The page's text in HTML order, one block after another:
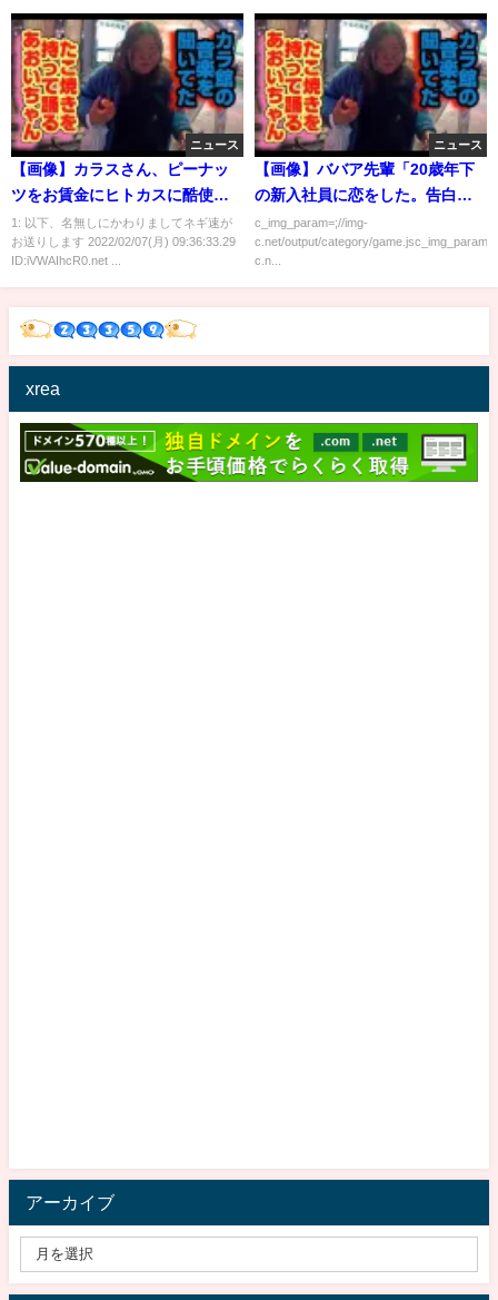
ニュース
【画像】カラスさん、ピーナッ
ツをお賃金にヒトカスに酷使さ
れる
1: 以下、名無しにかわりましてネギ速が
お送りします 2022/02/07(月) 09:36:33.29
ID:iVWAIhcR0.net ...
ニュース
【画像】ババア先輩「20歳年下
の新入社員に恋をした。告白す
るべき？」
c_img_param=;//img-
c.net/output/category/
c.n...
xrea
アーカイブ